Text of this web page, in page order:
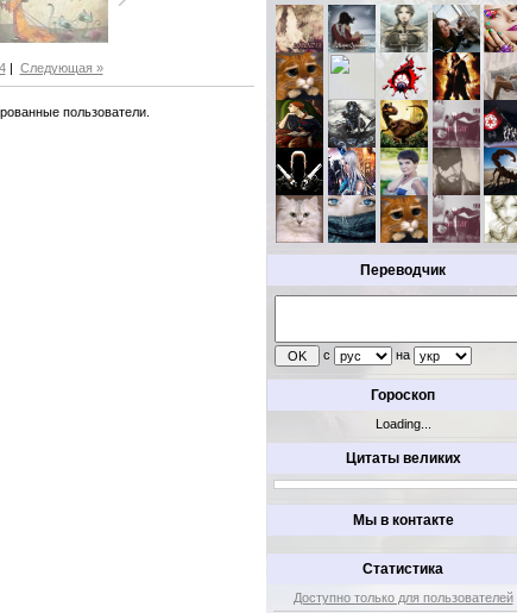
| Следующая »
пользователи.
Переводчик
с на
Гороскоп
Loading...
Цитаты великих
Мы в контакте
Статистика
Доступно только для пользователей